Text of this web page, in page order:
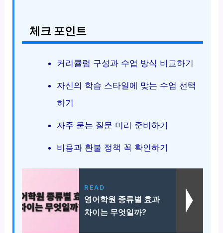
체크 포인트
커리큘럼 구성과 수업 방식 비교하기
자신의 학습 스타일에 맞는 수업 선택
하기
자주 묻는 질문 미리 준비하기
비용과 환불 정책 꼭 확인하기
READ
영어학원 종류별 효과
차이는 무엇일까?